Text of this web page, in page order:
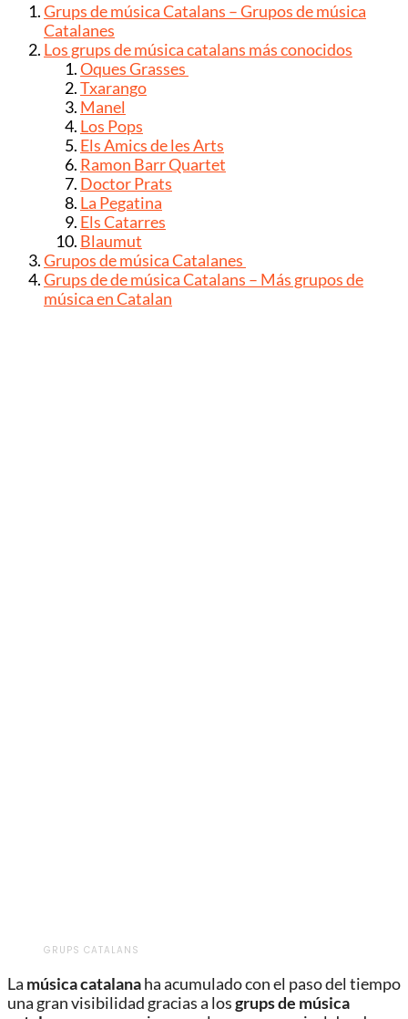
Grups de música Catalans – Grupos de música
Catalanes
Los grups de música catalans más conocidos
Oques Grasses
Txarango
Manel
Los Pops
Els Amics de les Arts
Ramon Barr Quartet
Doctor Prats
La Pegatina
Els Catarres
Blaumut
Grupos de música Catalanes
Grups de de música Catalans – Más grupos de
música en Catalan
GRUPS CATALANS
La música catalanaha acumulado con el paso del tiempo
una gran visibilidad gracias a losgrups de música